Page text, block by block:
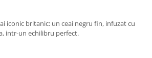
iconic britanic: un ceai negru fin, infuzat cu
intr-un echilibru perfect.